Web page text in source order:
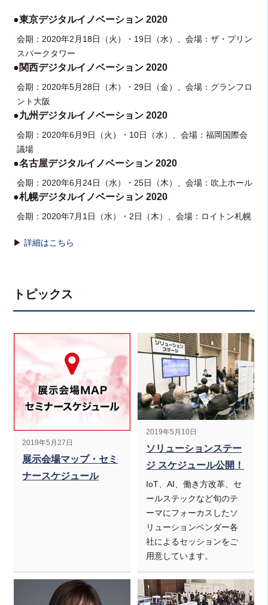
●東京デジタルイノベーション 2020
会期：2020年2月18日（火）・19日（水）、会場：ザ・プリン
スパークタワー
●関西デジタルイノベーション 2020
会期：2020年5月28日（木）・29日（金）、会場：グランフロ
ント大阪
●九州デジタルイノベーション 2020
会期：2020年6月9日（火）・10日（水）、会場：福岡国際会
議場
●名古屋デジタルイノベーション 2020
会期：2020年6月24日（水）・25日（木）、会場：吹上ホール
●札幌デジタルイノベーション 2020
会期：2020年7月1日（水）・2日（木）、会場：ロイトン札幌
▶詳細はこちら
トピックス
2019年5月27日
展示会場マップ・セミ
ナースケジュール
2019年5月10日
ソリューションステー
ジ スケジュール公開！
IoT、AI、働き方改革、セ
ールステックなど旬のテ
ーマにフォーカスしたソ
リューションベンダー各
社によるセッションをご
用意しています。